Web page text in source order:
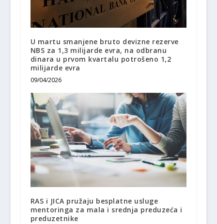
U martu smanjene bruto devizne rezerve
NBS za 1,3 milijarde evra, na odbranu
dinara u prvom kvartalu potrošeno 1,2
milijarde evra
09/04/2026
RAS i JICA pružaju besplatne usluge
mentoringa za mala i srednja preduzeća i
preduzetnike